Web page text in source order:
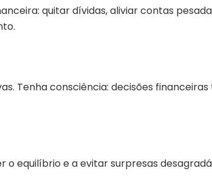
quitar dívidas, aliviar contas
Tenha consciência: decisões
equilíbrio e a evitar surpresas